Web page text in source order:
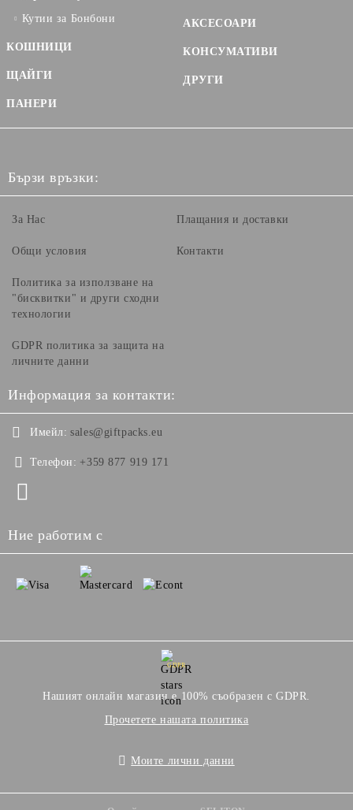
Кутии за Бонбони
КОШНИЦИ
ЩАЙГИ
ПАНЕРИ
АКСЕСОАРИ
КОНСУМАТИВИ
ДРУГИ
Бързи връзки:
За Нас
Общи условия
Политика за използване на
"бисквитки" и други сходни
технологии
GDPR политика за защита на
личните данни
Плащания и доставки
Контакти
Информация за контакти:
Имейл: sales@giftpacks.eu
Телефон: +359 877 919 171
Ние работим с
GDPR
Нашият онлайн магазин е 100% съобразен с GDPR.
Прочетете нашата политика
Моите лични данни